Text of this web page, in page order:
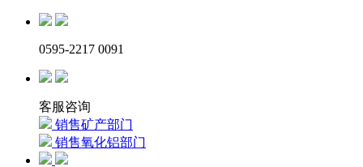
0595-2217 0091
客服咨询
销售矿产部门
销售氧化铝部门